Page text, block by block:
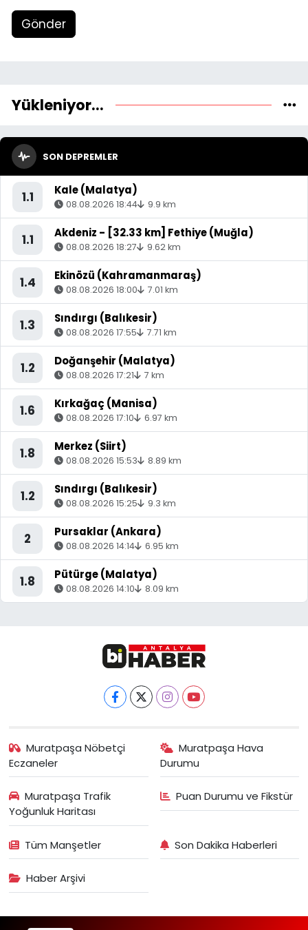
Gönder
Yükleniyor...
SON DEPREMLER
1.1 Kale (Malatya)
08.08.2026 18:44 9.9 km
1.1 Akdeniz - [32.33 km] Fethiye (Muğla)
08.08.2026 18:27 9.62 km
1.4 Ekinözü (Kahramanmaraş)
08.08.2026 18:00 7.01 km
1.3 Sındırgı (Balıkesir)
08.08.2026 17:55 7.71 km
1.2 Doğanşehir (Malatya)
08.08.2026 17:21 7 km
1.6 Kırkağaç (Manisa)
08.08.2026 17:10 6.97 km
1.8 Merkez (Siirt)
08.08.2026 15:53 8.89 km
1.2 Sındırgı (Balıkesir)
08.08.2026 15:25 9.3 km
2 Pursaklar (Ankara)
08.08.2026 14:14 6.95 km
1.8 Pütürge (Malatya)
08.08.2026 14:10 8.09 km
Muratpaşa Nöbetçi
Eczaneler
Muratpaşa Hava
Durumu
Muratpaşa Trafik
Yoğunluk Haritası
Puan Durumu ve Fikstür
Tüm Manşetler Son Dakika Haberleri
Haber Arşivi